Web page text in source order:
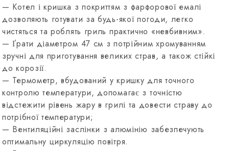
— Котел і кришка з покриттям з фарфорової емалі
дозволяють готувати за будь-якої погоди, легко
чистяться та роблять гриль практично «невбивним».
— Ґрати діаметром 47 см з потрійним хромуванням
зручні для приготування великих страв, а також стійкі
до корозії.
— Термометр, вбудований у кришку для точного
контролю температури, допомагає з точністю
відстежити рівень жару в грилі та довести страву до
потрібної температури;
— Вентиляційні заслінки з алюмінію забезпечують
оптимальну циркуляцію повітря.